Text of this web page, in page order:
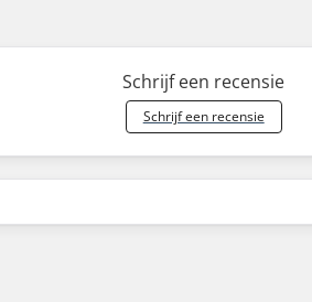
Schrijf een recensie
Schrijf een recensie